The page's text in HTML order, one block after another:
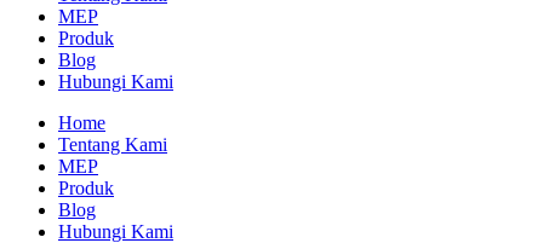
MEP
Produk
Blog
Hubungi Kami
Home
Tentang Kami
MEP
Produk
Blog
Hubungi Kami